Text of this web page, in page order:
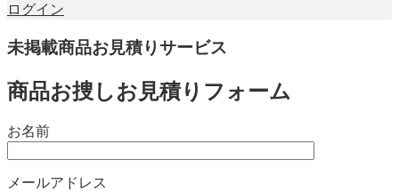
ログイン
未掲載商品お見積りサービス
商品お捜しお見積りフォーム
お名前
メールアドレス